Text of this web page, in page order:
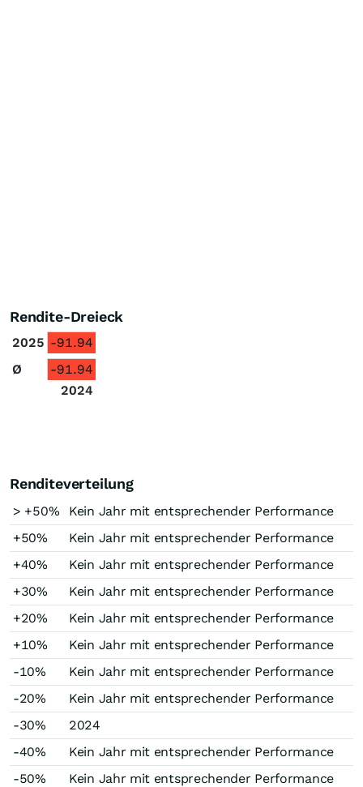
Rendite-Dreieck
2025 -91.94
Ø
-91.94
2024
Renditeverteilung
> +50%
Kein Jahr mit entsprechender Performance
+50%
Kein Jahr mit entsprechender Performance
+40%
Kein Jahr mit entsprechender Performance
+30%
Kein Jahr mit entsprechender Performance
+20%
Kein Jahr mit entsprechender Performance
+10%
Kein Jahr mit entsprechender Performance
-10%
Kein Jahr mit entsprechender Performance
-20%
Kein Jahr mit entsprechender Performance
-30%
2024
-40%
Kein Jahr mit entsprechender Performance
-50%
Kein Jahr mit entsprechender Performance